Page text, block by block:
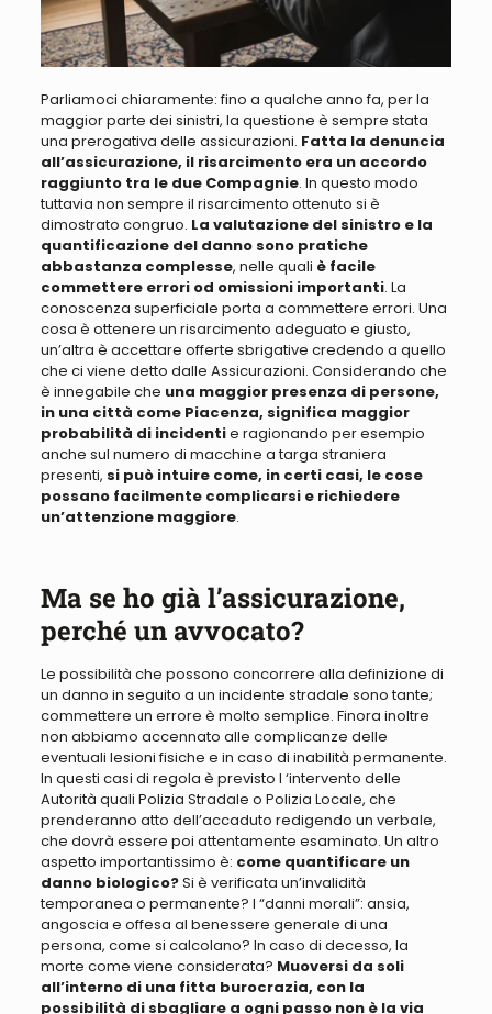
Parliamoci chiaramente: fino a qualche anno fa, per la
maggior parte dei sinistri, la questione è sempre stata
una prerogativa delle assicurazioni. Fatta la denuncia
all’assicurazione, il risarcimento era un accordo
raggiunto tra le due Compagnie. In questo modo
tuttavia non sempre il risarcimento ottenuto si è
dimostrato congruo. La valutazione del sinistro e la
quantificazione del danno sono pratiche
abbastanza complesse, nelle quali è facile
commettere errori od omissioni importanti. La
conoscenza superficiale porta a commettere errori. Una
cosa è ottenere un risarcimento adeguato e giusto,
un’altra è accettare offerte sbrigative credendo a quello
che ci viene detto dalle Assicurazioni. Considerando che
è innegabile che una maggior presenza di persone,
in una città come Piacenza, significa maggior
probabilità di incidentie ragionando per esempio
anche sul numero di macchine a targa straniera
presenti, si può intuire come, in certi casi, le cose
possano facilmente complicarsi e richiedere
un’attenzione maggiore.
Ma se ho già l’assicurazione,
perché un avvocato?
Le possibilità che possono concorrere alla definizione di
un danno in seguito a un incidente stradale sono tante;
commettere un errore è molto semplice. Finora inoltre
non abbiamo accennato alle complicanze delle
eventuali lesioni fisiche e in caso di inabilità permanente.
In questi casi di regola è previsto l ‘intervento delle
Autorità quali Polizia Stradale o Polizia Locale, che
prenderanno atto dell’accaduto redigendo un verbale,
che dovrà essere poi attentamente esaminato. Un altro
aspetto importantissimo è: come quantificare un
danno biologico?Si è verificata un’invalidità
temporanea o permanente? I “danni morali”: ansia,
angoscia e offesa al benessere generale di una
persona, come si calcolano? In caso di decesso, la
morte come viene considerata? Muoversi da soli
all’interno di una fitta burocrazia, con la
possibilità di sbagliare a ogni passo non è la via